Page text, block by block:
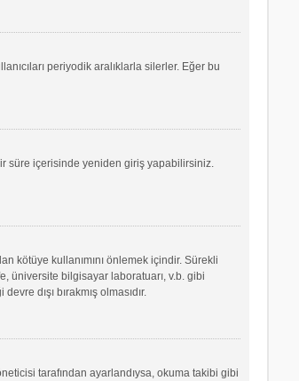
periyodik aralıklarla silerler. Eğer bu
süre içerisinde yeniden giriş yapabilirsiniz.
kötüye kullanımını önlemek içindir. Sürekli
üniversite bilgisayar laboratuarı, v.b. gibi
dışı bırakmış olmasıdır.
tarafından ayarlandıysa, okuma takibi gibi